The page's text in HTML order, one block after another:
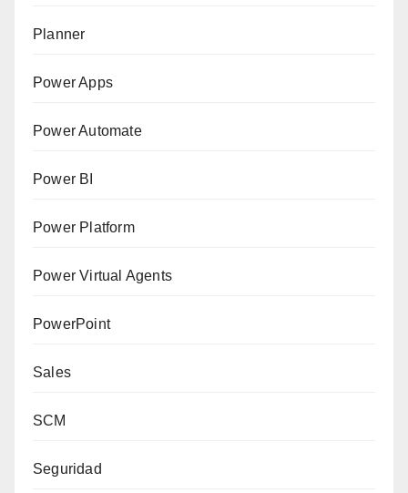
Planner
Power Apps
Power Automate
Power BI
Power Platform
Power Virtual Agents
PowerPoint
Sales
SCM
Seguridad